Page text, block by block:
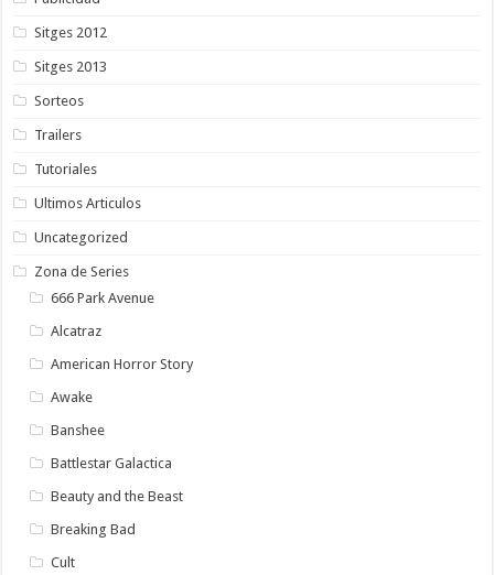
Sitges 2012
Sitges 2013
Sorteos
Trailers
Tutoriales
Ultimos Articulos
Uncategorized
Zona de Series
666 Park Avenue
Alcatraz
American Horror Story
Awake
Banshee
Battlestar Galactica
Beauty and the Beast
Breaking Bad
Cult